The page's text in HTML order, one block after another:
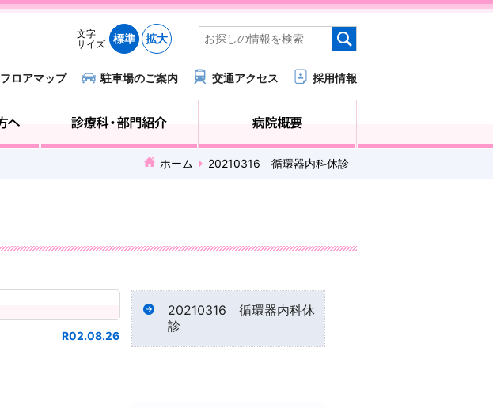
文字
サイズ
標準 拡大
フロアマップ 駐車場のご案内 交通アクセス 採用情報
ホーム 20210316 循環器内科休診
R02.08.26
20210316 循環器内科休
診